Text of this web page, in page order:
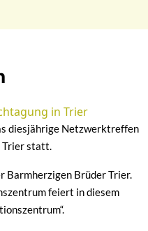
in Trier
diesjährige Netzwerktreffen
Trier statt.
Barmherzigen Brüder Trier.
feiert in diesem